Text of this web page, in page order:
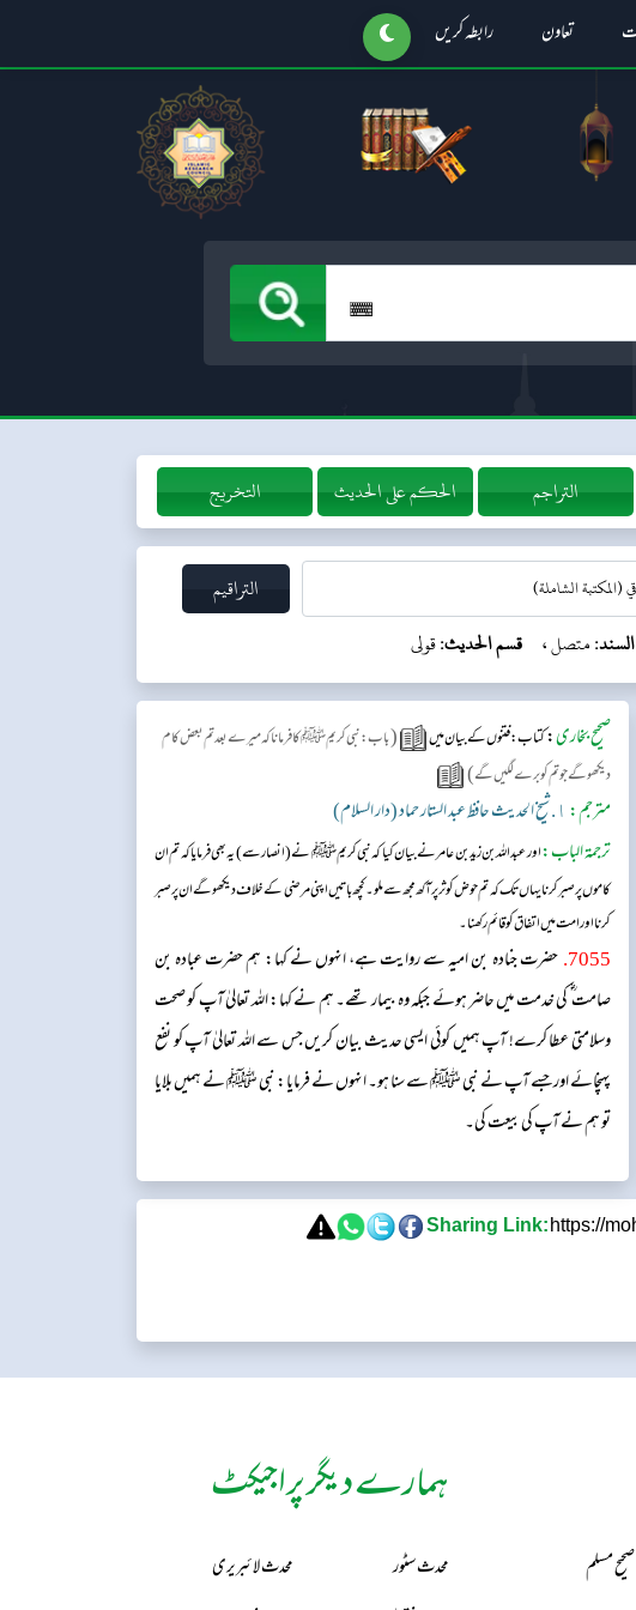
تعاون رابطہ کریں
التخريج
متصل ، قسم الحديث:قولی
صحیح بخاری:کتاب: فتنوں کے بیان میں (باب : نبی کریم ﷺ کا فرمانا کہ میرے بعد تم بعض کام
دیکھو گے جو تم کو برے لگیں گے)
مترجم: ١. شیخ الحدیث حافظ عبد الستار حماد (دار السلام)
ترجمۃ الباب:اور عبداللہ بن زید بن عامر نے بیان کیا کہ نبی کریم ﷺ نے ( انصار سے) یہ بھی فرمایا کہ تم ان
کاموں پر صبر کرنا یہاں تک کہ تم حوض کوثر پر آکھ مجھ سے ملو۔ کچھ باتیں اپنی مرضی کے خلاف دیکھو گے ان پر صبر
کرنا اور امت میں اتفاق کو قائم رکھنا۔
7055
.حضرت جنادہ بن امیہ سے روایت ہے، انہوں نے کہا: ہم حضرت عبادہ بن
صامت ؓ کی خدمت میں حاضر ہوئے جبکہ وہ بیمار تھے۔ ہم نے کہا: اللہ تعالیٰ آپ کو صحت
وسلامتی عطا کرے! آپ ہمیں کوئی ایسی حدیث بیان کریں جس سے اللہ تعالیٰ آپ کو نفع
پہنچائے اور جسے آپ نے نبی ﷺ سے سنا ہو۔ انہوں نے فرمایا: نبی ﷺ نے ہمیں بلایا
تو ہم نے آپ کی بیعت کی۔
Sharing Link: https://
صحيح مسلم
ہمارے دیگر پراجیکٹ
محدث سٹور
محدث لائبریری